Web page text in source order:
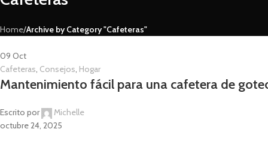
Home/Archive by Category "Cafeteras"
09 Oct
Cafeteras, Consejos, Hogar
Mantenimiento fácil para una cafetera de
Escrito por
Michelle
octubre 24, 2025